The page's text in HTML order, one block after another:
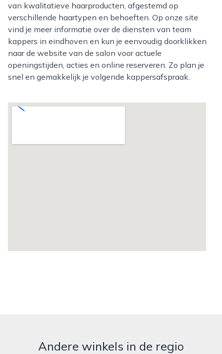
van kwalitatieve haarproducten, afgestemd op
verschillende haartypen en behoeften. Op onze site
vind je meer informatie over de diensten van team
kappers in eindhoven en kun je eenvoudig doorklikken
naar de website van de salon voor actuele
openingstijden, acties en online reserveren. Zo plan je
snel en gemakkelijk je volgende kappersafspraak.
Andere winkels in de regio